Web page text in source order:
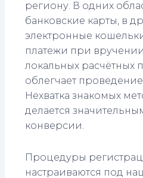
региону. В одних
банковские карты, в
электронные
платежи при
локальных расчётных
облегчает
Нехватка знакомых
делается
конверсии.
Процедуры
настраиваются под